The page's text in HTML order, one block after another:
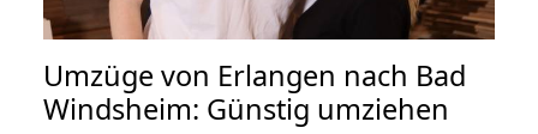
Umzüge von Erlangen nach Bad
Windsheim: Günstig umziehen